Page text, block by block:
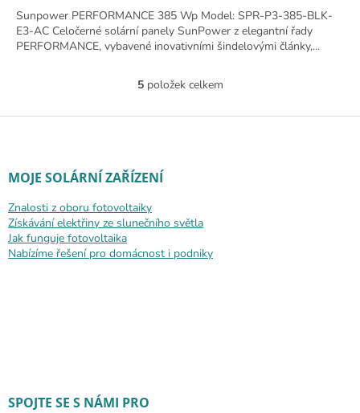
Sunpower PERFORMANCE 385 Wp Model: SPR-P3-385-BLK-
E3-AC Celočerné solární panely SunPower z elegantní řady
PERFORMANCE, vybavené inovativními šindelovými články,...
Ovládací prvky výpisu
5položek celkem
Zápatí
MOJE SOLÁRNÍ ZAŘÍZENÍ
Znalosti z oboru fotovoltaiky
Získávání elektřiny ze slunečního světla
Jak funguje fotovoltaika
Nabízíme řešení pro domácnost i podniky
SPOJTE SE S NÁMI PRO